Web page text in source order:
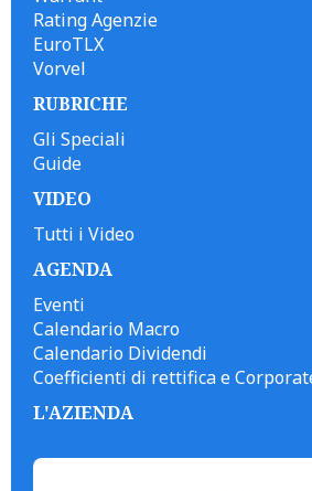
Rating Agenzie
EuroTLX
Vorvel
RUBRICHE
Gli Speciali
Guide
VIDEO
Tutti i Video
AGENDA
Eventi
Calendario Macro
Calendario Dividendi
Coefficienti di rettifica e
L'AZIENDA